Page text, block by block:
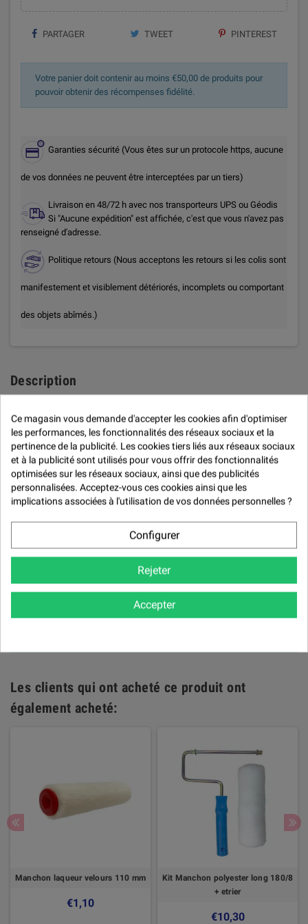
PARTAGER TWEET PINTEREST
Votre panier doit contenir au moins €50,00 de produits pour
pouvoir obtenir des récompenses fidélité.
Garanties sécurité (Vous êtes sur un protocole https, aucune
de vos données ne peuvent être interceptées par un tiers)
Livraison en 48/72 h avec nos transporteurs UPS ou Géodis
Si "Aucune expédition" est affichée, c'est que vous n'avez pas
renseigné d'adresse.
Politique retours (Nous acceptons les retours si les colis sont
manifestement et visiblement détériorés, incomplets ou comportant
des objets abîmés.)
Description
Avis (0)
Avis (0) -
Modération des avis

Les clients qui ont acheté ce produit ont
également acheté:
Manchon laqueur velours 110 mm
€1,10
Kit Manchon polyester long 180/8
+ etrier
€10,30
Ce magasin vous demande d'accepter les cookies afin d'optimiser
les performances, les fonctionnalités des réseaux sociaux et la
pertinence de la publicité. Les cookies tiers liés aux réseaux sociaux
et à la publicité sont utilisés pour vous offrir des fonctionnalités
optimisées sur les réseaux sociaux, ainsi que des publicités
personnalisées. Acceptez-vous ces cookies ainsi que les
implications associées à l'utilisation de vos données personnelles ?
Configurer
Rejeter
Accepter